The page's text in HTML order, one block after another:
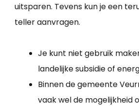
uitsparen. Tevens kun je een
teller aanvragen.
Je kunt niet gebruik
landelijke subsidie of
Binnen de gemeente
vaak wel de mogelijkheid